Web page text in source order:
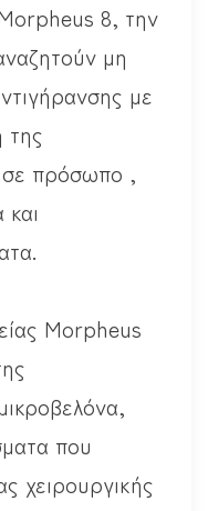
8, την
μη
με
της
σε πρόσωπο ,
Morpheus
που
χειρουργικής